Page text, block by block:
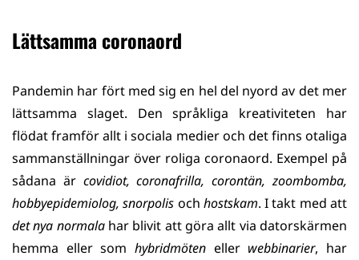
Lättsamma coronaord
Pandemin har fört med sig en hel del nyord av det mer
lättsamma slaget. Den språkliga kreativiteten har
flödat framför allt i sociala medier och det finns otaliga
sammanställningar över roliga coronaord. Exempel på
sådana är covidiot, coronafrilla, corontän, zoombomba,
hobbyepidemiolog, snorpolis och hostskam. I takt med att
det nya normala har blivit att göra allt via datorskärmen
hemma eller som hybridmöten eller webbinarier, har